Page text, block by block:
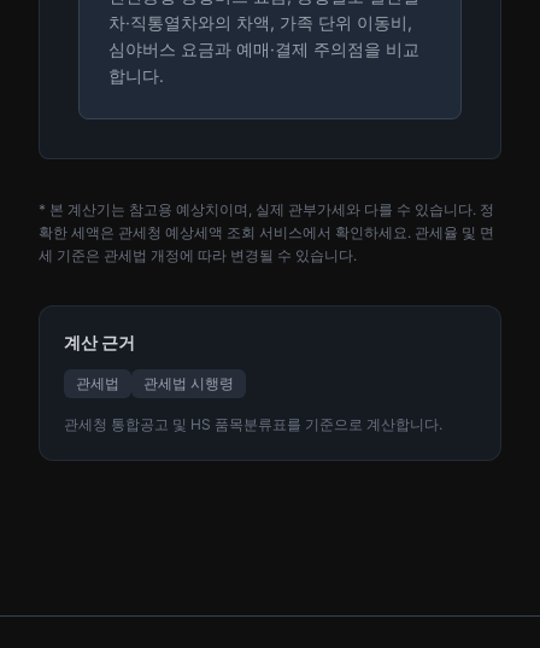
차·직통열차와의 차액, 가족 단위 이동비,
심야버스 요금과 예매·결제 주의점을 비교
합니다.
* 본 계산기는 참고용 예상치이며, 실제 관부가세와 다를 수 있습니다. 정
확한 세액은 관세청 예상세액 조회 서비스에서 확인하세요. 관세율 및 면
세 기준은 관세법 개정에 따라 변경될 수 있습니다.
계산 근거
관세법 관세법 시행령
관세청 통합공고 및 HS 품목분류표를 기준으로 계산합니다.